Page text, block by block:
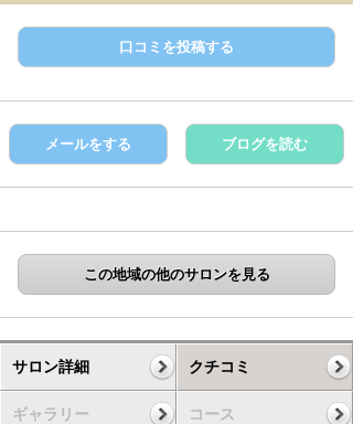
口コミを投稿する
メールをする ブログを読む
この地域の他のサロンを見る
サロン詳細 クチコミ
ギャラリー コース